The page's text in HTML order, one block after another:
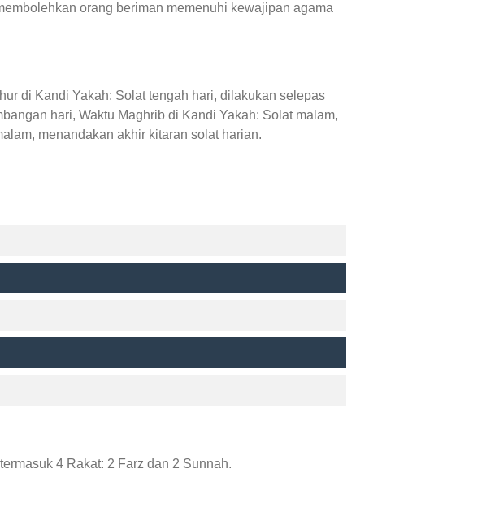
orang beriman memenuhi kewajipan agama
di Kandi Yakah: Solat tengah hari, dilakukan selepas
hari, Waktu Maghrib di Kandi Yakah: Solat malam,
menandakan akhir kitaran solat harian.
4 Rakat: 2 Farz dan 2 Sunnah.